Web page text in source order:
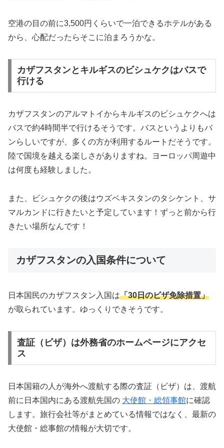
空港の目の前に3,500円くらいで一泊できるホテルがある
から、心配だったらそこに泊まろうかな。
カザフスタンとキルギスのビシュケクはバスで
行ける
カザフスタンのアルマトイからキルギスのビシュケクへは
バスで約4時間半で行けるそうです。バスというよりもバ
ンらしいですが、多くの方が利用するルートだそうです。
陸で国境を越える楽しさがありますね。ヨーロッパ周遊中
は何度も経験しました。
また、ビシュケクの後はウズベキスタンのタシケント、サ
マルカンドに行きたいと予定しています！ずっと前から行
きたい場所なんです！
カザフスタンの入国条件について
日本国民のカザフスタン入国は「30日のビザ免除措置」
が取られています。ゆっくりできそうです。
査証（ビザ）は外務省のホームページにアクセ
ス
日本国籍の人が海外へ渡航する際の査証（ビザ）は、渡航
前に日本国内にある渡航先国の 大使館・総領事館に確認
します。旅行会社等がまとめている情報ではなく、最新の
大使館・総事館の情報が大切です。